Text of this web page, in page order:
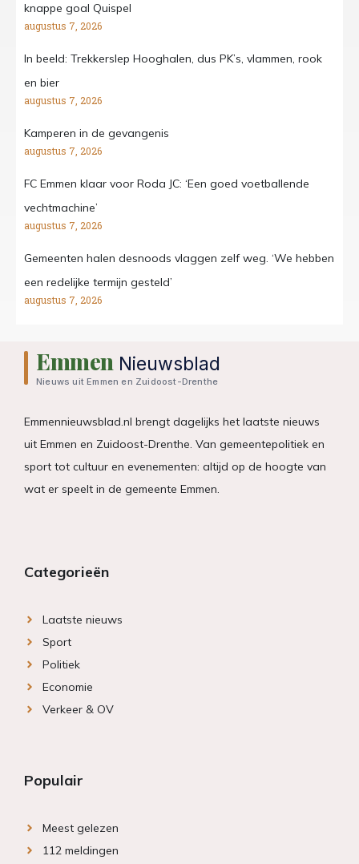
knappe goal Quispel
augustus 7, 2026
In beeld: Trekkerslep Hooghalen, dus PK’s, vlammen, rook
en bier
augustus 7, 2026
Kamperen in de gevangenis
augustus 7, 2026
FC Emmen klaar voor Roda JC: ‘Een goed voetballende
vechtmachine’
augustus 7, 2026
Gemeenten halen desnoods vlaggen zelf weg. ‘We hebben
een redelijke termijn gesteld’
augustus 7, 2026
Emmen Nieuwsblad
Nieuws uit Emmen en Zuidoost-Drenthe
Emmennieuwsblad.nl brengt dagelijks het laatste nieuws
uit Emmen en Zuidoost-Drenthe. Van gemeentepolitiek en
sport tot cultuur en evenementen: altijd op de hoogte van
wat er speelt in de gemeente Emmen.
Categorieën
Laatste nieuws
Sport
Politiek
Economie
Verkeer & OV
Populair
Meest gelezen
112 meldingen